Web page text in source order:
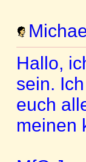
Hallo,
sein.
euch
meinen